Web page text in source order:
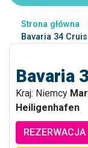
Strona główna
Bavaria 34
Bavaria
Kraj: Niemcy
Heiligenhafen
REZERWACJA